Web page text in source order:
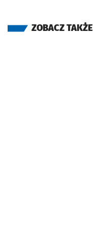
ZOBACZ TAKŻE